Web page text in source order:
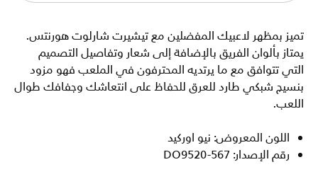
تميز بمظهر لاعبيك المفضلين مع تيشيرت شارلوت هورنتس.
يمتاز بألوان الفريق بالإضافة إلى شعار وتفاصيل التصميم
التي تتوافق مع ما يرتديه المحترفون في الملعب فهو مزود
بنسيج شبكي طارد للعرق للحفاظ على انتعاشك وجفافك طوال
اللعب.
اللون المعروض: نيو اوركيد
رقم الإصدار: DO9520-567